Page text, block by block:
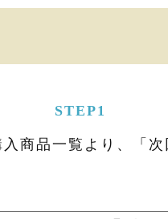
STEP1
商品一覧より、「